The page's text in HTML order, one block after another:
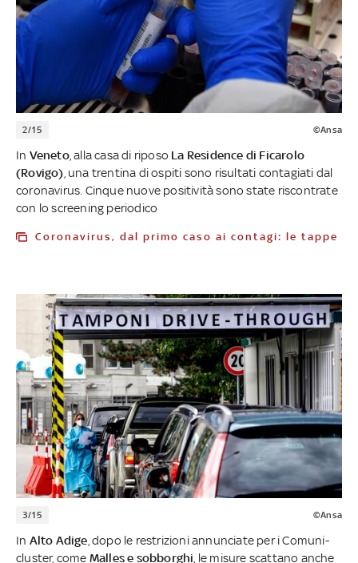
2/15 ©Ansa
In Veneto, alla casa di riposo La Residence di Ficarolo
(Rovigo) , una trentina di ospiti sono risultati contagiati dal
coronavirus. Cinque nuove positività sono state riscontrate
con lo screening periodico
Coronavirus, dal primo caso ai contagi: le tappe
3/15 ©Ansa
In Alto Adige , dopo le restrizioni annunciate per i Comuni-
cluster, come Malles e sobborghi , le misure scattano anche